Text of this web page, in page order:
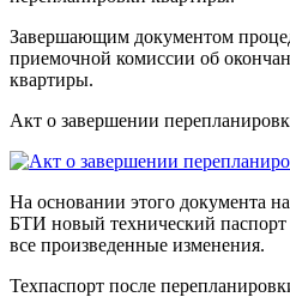
Завершающим документом
приемочной комиссии об
квартиры.
Акт о завершении
На основании этого документа
БТИ новый технический
все произведенные изменения.
Техпаспорт после